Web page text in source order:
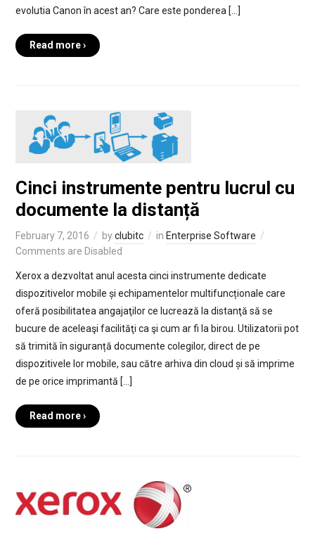
evolutia Canon în acest an? Care este ponderea […]
Read more ›
Cinci instrumente pentru lucrul cu
documente la distanță
February 7, 2016 byclubitc in Enterprise Software
Comments are Disabled
Xerox a dezvoltat anul acesta cinci instrumente dedicate
dispozitivelor mobile și echipamentelor multifuncționale care
oferă posibilitatea angajaţilor ce lucrează la distanţă să se
bucure de aceleaşi facilităţi ca şi cum ar fi la birou. Utilizatorii pot
să trimită în siguranță documente colegilor, direct de pe
dispozitivele lor mobile, sau către arhiva din cloud și să imprime
de pe orice imprimantă […]
Read more ›